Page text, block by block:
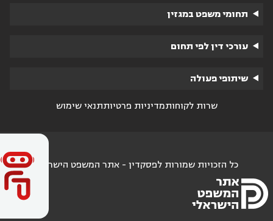
תחומי משפט במגזין
עורכי דין לפי תחום
שיתופי פעולה
שרות לקוחותמדיניות פרטיותתנאי שימוש
כל הזכויות שמורות לפסקדין - אתר המשפט הישראלי